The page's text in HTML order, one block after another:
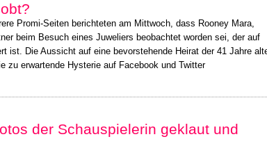
Promi-Seiten berichteten am Mittwoch, dass Rooney Mara,
beim Besuch eines Juweliers beobachtet worden sei, der auf
ist. Die Aussicht auf eine bevorstehende Heirat der 41 Jahre
zu erwartende Hysterie auf Facebook und Twitter
der Schauspielerin geklaut und